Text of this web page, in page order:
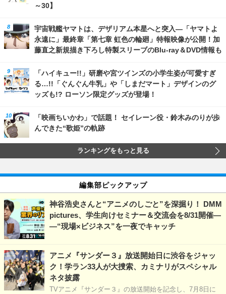
～30】
宇宙戦艦ヤマトは、デザリアム本星へと突入―「ヤマトよ
永遠に」最終章「第七章 虹色の輪廻」特報映像が公開！加
藤直之新規描き下ろし特製スリーブのBlu-ray＆DVD情報も
「ハイキュー!!」研磨や宮ツインズの小学生姿が可愛すぎ
る…!!「ぐんぐん牛乳」や「しまだマート」デザインのグ
ッズも!? ローソン限定グッズが登場！
「映画ちいかわ」で話題！ セイレーン役・鈴木みのりが歩
んできた“歌姫”の軌跡
ランキングをもっと見る
編集部ピックアップ
神谷浩史さんと“アニメのしごと”を深掘り！ DMM
pictures、学生向けセミナー＆交流会を8/31開催―
―“現場×ビジネス”を一夜でキャッチ
アニメ『サンダー３』放送開始日に渋谷をジャッ
ク！学ラン33人が大捜索、カミナリがスペシャル
ネタ披露
TVアニメ『サンダー３』の放送開始を記念し、7月8日に